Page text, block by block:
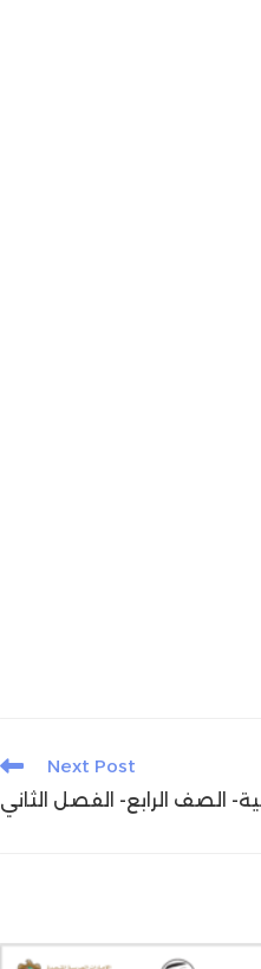
Next Post
الصف الرابع- الفصل الثاني